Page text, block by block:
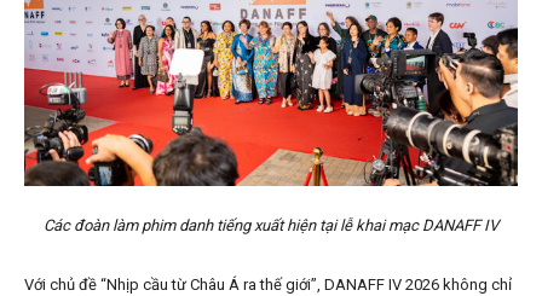
Các đoàn làm phim danh tiếng xuất hiện tại lễ khai mạc DANAFF IV
Với chủ đề “Nhịp cầu từ Châu Á ra thế giới”, DANAFF IV 2026 không chỉ